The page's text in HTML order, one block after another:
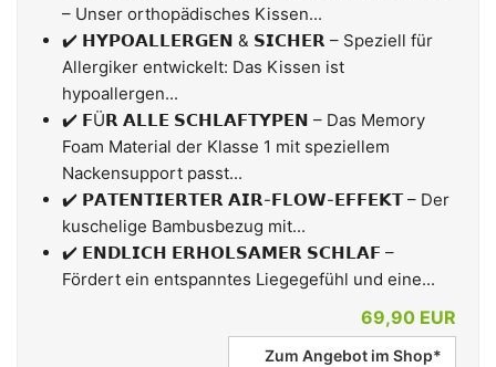
– Unser orthopädisches Kissen...
✔️ 𝗛𝗬𝗣𝗢𝗔𝗟𝗟𝗘𝗥𝗚𝗘𝗡 & 𝗦𝗜𝗖𝗛𝗘𝗥 – Speziell für
Allergiker entwickelt: Das Kissen ist
hypoallergen...
✔️ 𝗙Ü𝗥 𝗔𝗟𝗟𝗘 𝗦𝗖𝗛𝗟𝗔𝗙𝗧𝗬𝗣𝗘𝗡 – Das Memory
Foam Material der Klasse 1 mit speziellem
Nackensupport passt...
✔️ 𝗣𝗔𝗧𝗘𝗡𝗧𝗜𝗘𝗥𝗧𝗘𝗥 𝗔𝗜𝗥-𝗙𝗟𝗢𝗪-𝗘𝗙𝗙𝗘𝗞𝗧 – Der
kuschelige Bambusbezug mit...
✔️ 𝗘𝗡𝗗𝗟𝗜𝗖𝗛 𝗘𝗥𝗛𝗢𝗟𝗦𝗔𝗠𝗘𝗥 𝗦𝗖𝗛𝗟𝗔𝗙 –
Fördert ein entspanntes Liegegefühl und eine...
69,90 EUR
Zum Angebot im Shop*